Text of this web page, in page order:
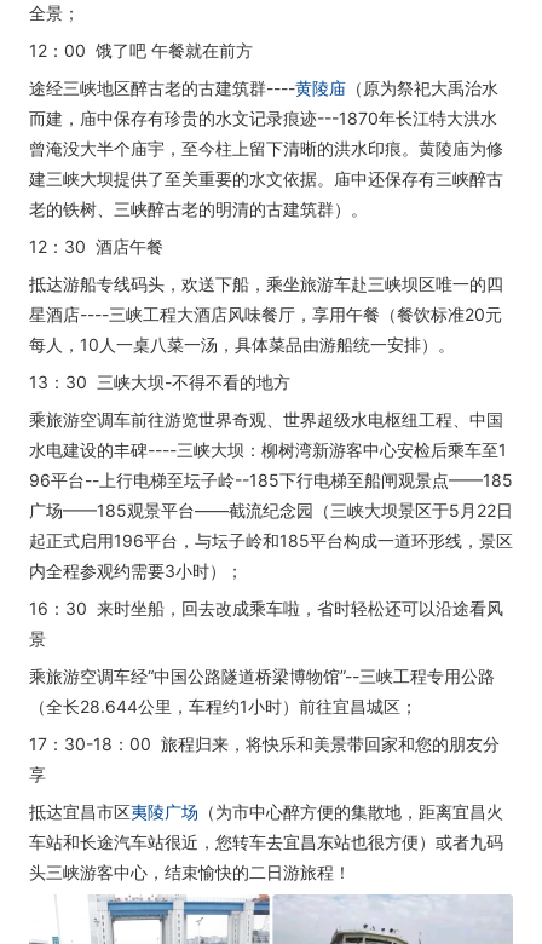
全景；
12：00 饿了吧 午餐就在前方
途经三峡地区醉古老的古建筑群----黄陵庙 （原为祭祀大禹治水
而建，庙中保存有珍贵的水文记录痕迹---1870年长江特大洪水
曾淹没大半个庙宇，至今柱上留下清晰的洪水印痕。黄陵庙为修
建三峡大坝提供了至关重要的水文依据。庙中还保存有三峡醉古
老的铁树、三峡醉古老的明清的古建筑群）。
12：30 酒店午餐
抵达游船专线码头，欢送下船，乘坐旅游车赴三峡坝区唯一的四
星酒店----三峡工程大酒店风味餐厅，享用午餐（餐饮标准20元
每人，10人一桌八菜一汤，具体菜品由游船统一安排）。
13：30 三峡大坝-不得不看的地方
乘旅游空调车前往游览世界奇观、世界超级水电枢纽工程、中国
水电建设的丰碑----三峡大坝：柳树湾新游客中心安检后乘车至1
96平台--上行电梯至坛子岭--185下行电梯至船闸观景点——185
广场——185观景平台——截流纪念园（三峡大坝景区于5月22日
起正式启用196平台，与坛子岭和185平台构成一道环形线，景区
内全程参观约需要3小时）；
16：30 来时坐船，回去改成乘车啦，省时轻松还可以沿途看风
景
乘旅游空调车经“中国公路隧道桥梁博物馆”--三峡工程专用公路
（全长28.644公里，车程约1小时）前往宜昌城区；
17：30-18：00 旅程归来，将快乐和美景带回家和您的朋友分
享
抵达宜昌市区夷陵广场 （为市中心醉方便的集散地，距离宜昌火
车站和长途汽车站很近，您转车去宜昌东站也很方便）或者九码
头三峡游客中心，结束愉快的二日游旅程！